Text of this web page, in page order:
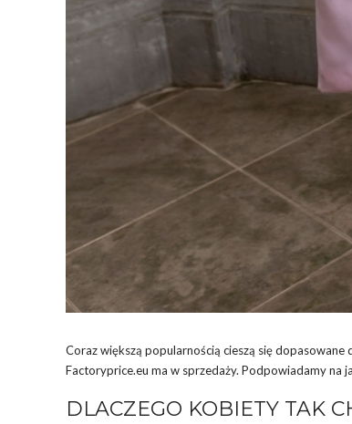
Coraz większą popularnością cieszą się
Factoryprice.eu ma w sprzedaży. Podpowiadamy na
DLACZEGO KOBIETY TAK